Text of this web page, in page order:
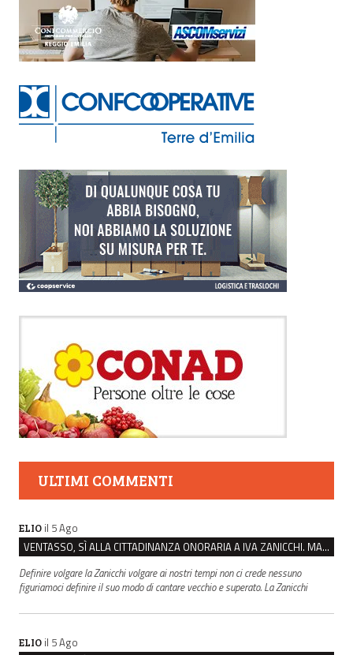
ULTIMI COMMENTI
ELIO il 5 Ago
VENTASSO, SÌ ALLA CITTADINANZA ONORARIA A IVA ZANICCHI. MA BARGIACCHI: “È DI PESSIMO GUSTO”
Definire volgare la Zanicchi volgare ai nostri tempi non ci crede nessuno
figuriamoci definire il suo modo di cantare vecchio e superato. La Zanicchi
ELIO il 5 Ago